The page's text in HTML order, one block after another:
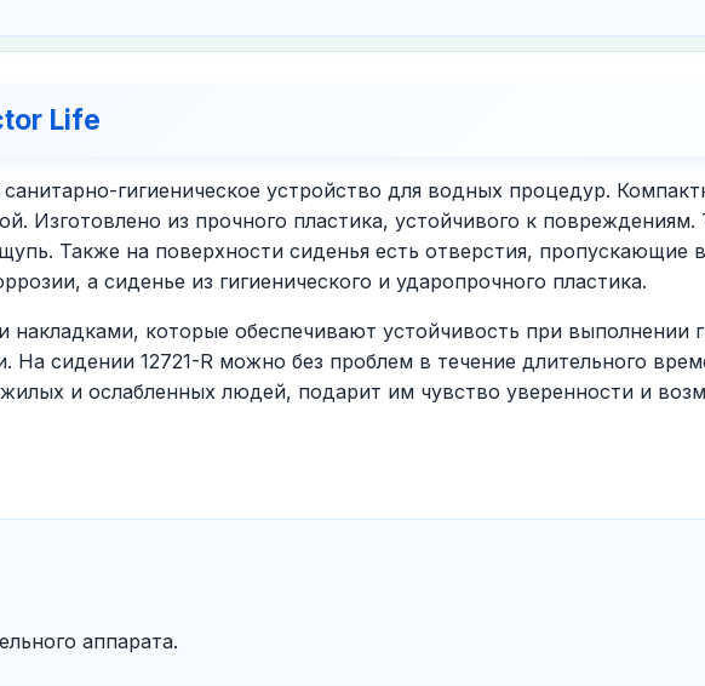
Life
гигиеническое устройство для водных процедур.
Изготовлено из прочного пластика, устойчивого к повреждениям.
Также на поверхности сиденья есть отверстия, пропускающие
а сиденье из гигиенического и ударопрочного пластика.
которые обеспечивают устойчивость при выполнении
сидении 12721-R можно без проблем в течение длительного
и ослабленных людей, подарит им чувство уверенности и
аппарата.